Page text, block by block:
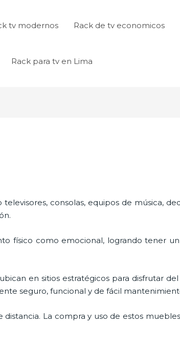
tv modernos Rack de tv economicos
Rack para tv en Lima
consolas, equipos de música,
físico como emocional, logrando tener
en sitios estratégicos para disfrutar
seguro, funcional y de fácil
La compra y uso de estos